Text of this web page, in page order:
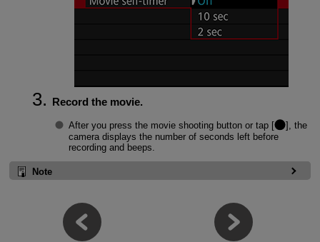
Record the movie.
After you press the movie shooting button or tap [
], the
camera displays the number of seconds left before
recording and beeps.
Note